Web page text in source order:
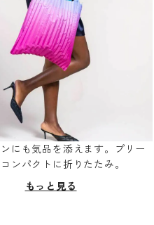
にも気品を添えます。プリー
ンパクトに折りたたみ。
もっと見る